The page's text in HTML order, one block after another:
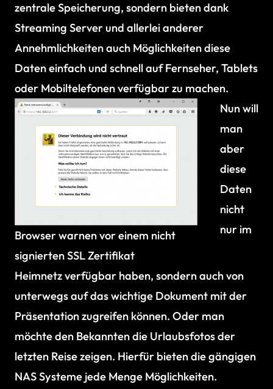
zentrale Speicherung, sondern bieten dank
Streaming Server und allerlei anderer
Annehmlichkeiten auch Möglichkeiten diese
Daten einfach und schnell auf Fernseher, Tablets
oder Mobiltelefonen verfügbar zu machen.
Browser warnen vor einem nicht
signierten SSL Zertifikat
Nun will
man
aber
diese
Daten
nicht
nur im
Heimnetz verfügbar haben, sondern auch von
unterwegs auf das wichtige Dokument mit der
Präsentation zugreifen können. Oder man
möchte den Bekannten die Urlaubsfotos der
letzten Reise zeigen. Hierfür bieten die gängigen
NAS Systeme jede Menge Möglichkeiten.